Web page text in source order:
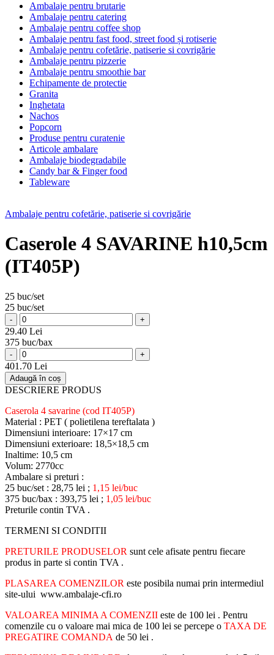
Ambalaje pentru brutarie
Ambalaje pentru catering
Ambalaje pentru coffee shop
Ambalaje pentru fast food, street food și rotiserie
Ambalaje pentru cofetărie, patiserie si covrigărie
Ambalaje pentru pizzerie
Ambalaje pentru smoothie bar
Echipamente de protectie
Granita
Inghetata
Nachos
Popcorn
Produse pentru curatenie
Articole ambalare
Ambalaje biodegradabile
Candy bar & Finger food
Tableware
Ambalaje pentru cofetărie, patiserie si covrigărie
Caserole 4 SAVARINE h10,5cm
(IT405P)
25 buc/set
25 buc/set
- +
29.40 Lei
375 buc/bax
- +
401.70 Lei
Adaugă în coș
DESCRIERE PRODUS
Caserola 4 savarine (cod IT405P)
Material : PET ( polietilena tereftalata )
Dimensiuni interioare: 17×17 cm
Dimensiuni exterioare: 18,5×18,5 cm
Inaltime: 10,5 cm
Volum: 2770cc
Ambalare si preturi :
25 buc/set : 28,75 lei ; 1,15 lei/buc
375 buc/bax : 393,75 lei ; 1,05 lei/buc
Preturile contin TVA .
TERMENI SI CONDITII
PRETURILE PRODUSELOR sunt cele afisate pentru fiecare
produs in parte si contin TVA .
PLASAREA COMENZILOR este posibila numai prin intermediul
site-ului www.ambalaje-cfi.ro
VALOAREA MINIMA A COMENZII este de 100 lei . Pentru
comenzile cu o valoare mai mica de 100 lei se percepe o TAXA DE
PREGATIRE COMANDA de 50 lei .